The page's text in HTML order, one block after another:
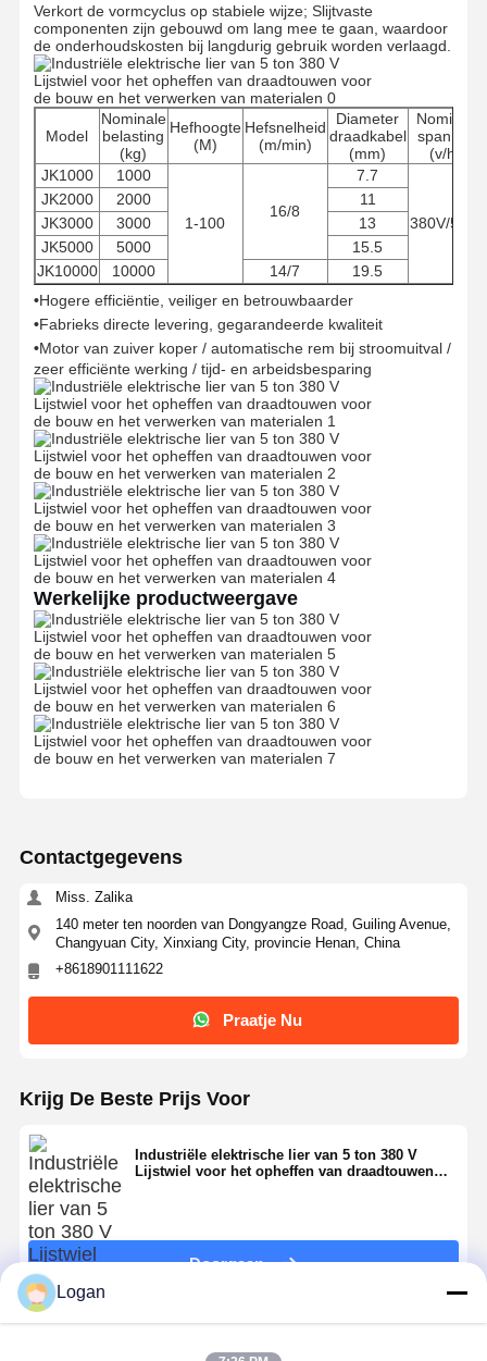
Thuis Producten Videos Over Ons
Fabrieksreis Kwaliteitscont
Role
Contacteer
Ons
Alle Gevallen Praatje Nu
Kroevenwielen
De trommel van de draadkabel
Kraanhoek
Kraan
Motor- en remversnellingen
Lifttoestellen
Aanhangsels voor kranen
Verkort de vormcyclus op stabiele wijze; Slijtvaste
componenten zijn gebouwd om lang mee te gaan, waardoor
de onderhoudskosten bij langdurig gebruik worden verlaagd.
Model
Nominale
belasting
(kg)
Hefhoogte
(M)
Hefsnelheid
(m/min)
Diameter
draadkabel
(mm)
Nominale
spanning
(v/hz)
JK1000
1000
1-100
16/8
7.7
380V/50HZ
JK2000 2000
11
JK3000
3000
13
JK5000
5000
15.5
JK10000
10000 14/7
19.5
•Hogere efficiëntie, veiliger en betrouwbaarder
•Fabrieks directe levering, gegarandeerde kwaliteit
•Motor van zuiver koper / automatische rem bij stroomuitval /
zeer efficiënte werking / tijd- en arbeidsbesparing
Werkelijke productweergave
Contactgegevens
Miss. Zalika
140 meter ten noorden van Dongyangze Road, Guiling Avenue,
Changyuan City, Xinxiang City, provincie Henan, China
+8618901111622
Praatje Nu
Krijg De Beste Prijs Voor
Industriële elektrische lier van 5 ton 380 V
Lijstwiel voor het opheffen van draadtouwen
Doorgaan
Logan